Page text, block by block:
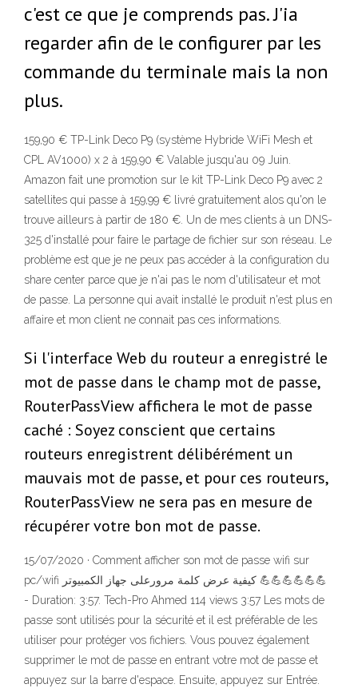
c'est ce que je comprends pas. J'ia
regarder afin de le configurer par les
commande du terminale mais la non
plus.
159,90 € TP-Link Deco P9 (système Hybride WiFi Mesh et
CPL AV1000) x 2 à 159,90 € Valable jusqu'au 09 Juin.
Amazon fait une promotion sur le kit TP-Link Deco P9 avec 2
satellites qui passe à 159,99 € livré gratuitement alos qu'on le
trouve ailleurs à partir de 180 €. Un de mes clients à un DNS-
325 d'installé pour faire le partage de fichier sur son réseau. Le
problème est que je ne peux pas accéder à la configuration du
share center parce que je n'ai pas le nom d'utilisateur et mot
de passe. La personne qui avait installé le produit n'est plus en
affaire et mon client ne connait pas ces informations.
Si l'interface Web du routeur a enregistré le
mot de passe dans le champ mot de passe,
RouterPassView affichera le mot de passe
caché : Soyez conscient que certains
routeurs enregistrent délibérément un
mauvais mot de passe, et pour ces routeurs,
RouterPassView ne sera pas en mesure de
récupérer votre bon mot de passe.
15/07/2020 · Comment afficher son mot de passe wifi sur
pc/wifi كيفية عرض كلمة مرورعلى جهاز الكمبيوتر 💪💪💪💪💪💪
- Duration: 3:57. Tech-Pro Ahmed 114 views 3:57 Les mots de
passe sont utilisés pour la sécurité et il est préférable de les
utiliser pour protéger vos fichiers. Vous pouvez également
supprimer le mot de passe en entrant votre mot de passe et
appuyez sur la barre d'espace. Ensuite, appuyez sur Entrée.